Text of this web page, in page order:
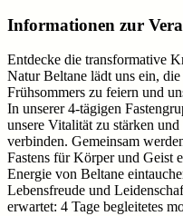
Informationen zur
Entdecke die transformative
Natur Beltane lädt uns ein,
Frühsommers zu feiern und
In unserer 4-tägigen
unsere Vitalität zu stärken
verbinden. Gemeinsam
Fastens für Körper und Geist
Energie von Beltane
Lebensfreude und
erwartet: 4 Tage begleitetes